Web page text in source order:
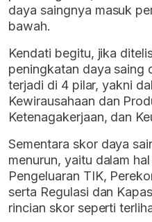
daya saingnya masuk
bawah.
Kendati begitu, jika
peningkatan daya saing
terjadi di 4 pilar, yakni
Kewirausahaan dan
Ketenagakerjaan, dan
Sementara skor daya
menurun, yaitu dalam
Pengeluaran TIK,
serta Regulasi dan
rincian skor seperti